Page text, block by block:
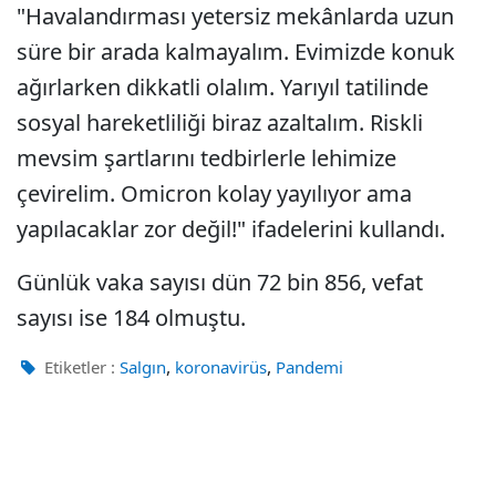
"Havalandırması yetersiz mekânlarda uzun
süre bir arada kalmayalım. Evimizde konuk
ağırlarken dikkatli olalım. Yarıyıl tatilinde
sosyal hareketliliği biraz azaltalım. Riskli
mevsim şartlarını tedbirlerle lehimize
çevirelim. Omicron kolay yayılıyor ama
yapılacaklar zor değil!" ifadelerini kullandı.
Günlük vaka sayısı dün 72 bin 856, vefat
sayısı ise 184 olmuştu.
Etiketler : Salgın, koronavirüs, Pandemi